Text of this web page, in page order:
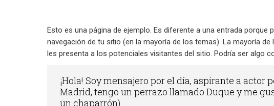
Esto es una página de ejemplo. Es diferente a una entrada porque
navegación de tu sitio (en la mayoría de los temas). La mayoría
les presenta a los potenciales visitantes del sitio. Podría ser algo
¡Hola! Soy mensajero por el día, aspirante a actor
Madrid, tengo un perrazo llamado Duque y me
un chaparrón)